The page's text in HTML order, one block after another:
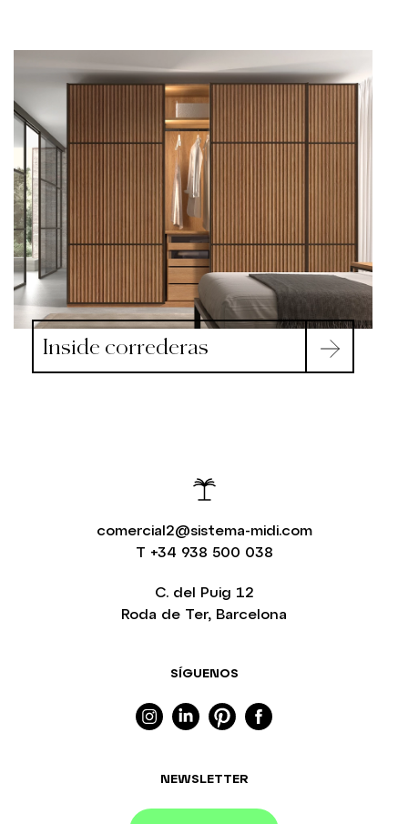
Inside correderas
comercial2@sistema-midi.com
T +34 938 500 038
SÍGUENOS
NEWSLETTER
C. del Puig 12
Roda de Ter, Barcelona